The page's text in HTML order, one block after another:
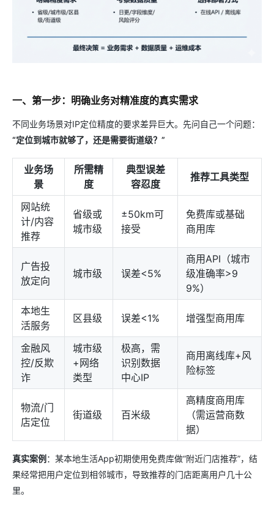
一、第一步：明确业务对精准度的真实需求
不同业务场景对IP定位精度的要求差异巨大。先问自己一个问题：
“定位到城市就够了，还是需要街道级？”
业务场
景
所需精
度
典型误差
容忍度
推荐工具类型
网站统
计/内容
推荐
省级或
城市级
±50km可
接受
免费库或基础
商用库
广告投
放定向
城市级 误差<5%
商用API（城市
级准确率>9
9%）
本地生
活服务
区县级 误差<1% 增强型商用库
金融风
控/反欺
诈
城市级
+网络
类型
极高，需
识别数据
中心IP
商用离线库+风
险标签
物流/门
店定位
街道级 百米级
高精度商用库
（需运营商数
据）
真实案例 ：某本地生活App初期使用免费库做“附近门店推荐”，结
果经常把用户定位到相邻城市，导致推荐的门店距离用户几十公
里。